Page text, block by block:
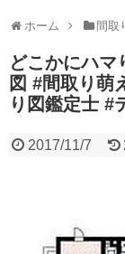
ホーム 間取
どこかにハマ
図 #間取り萌
り図鑑定士 #
2017/11/7